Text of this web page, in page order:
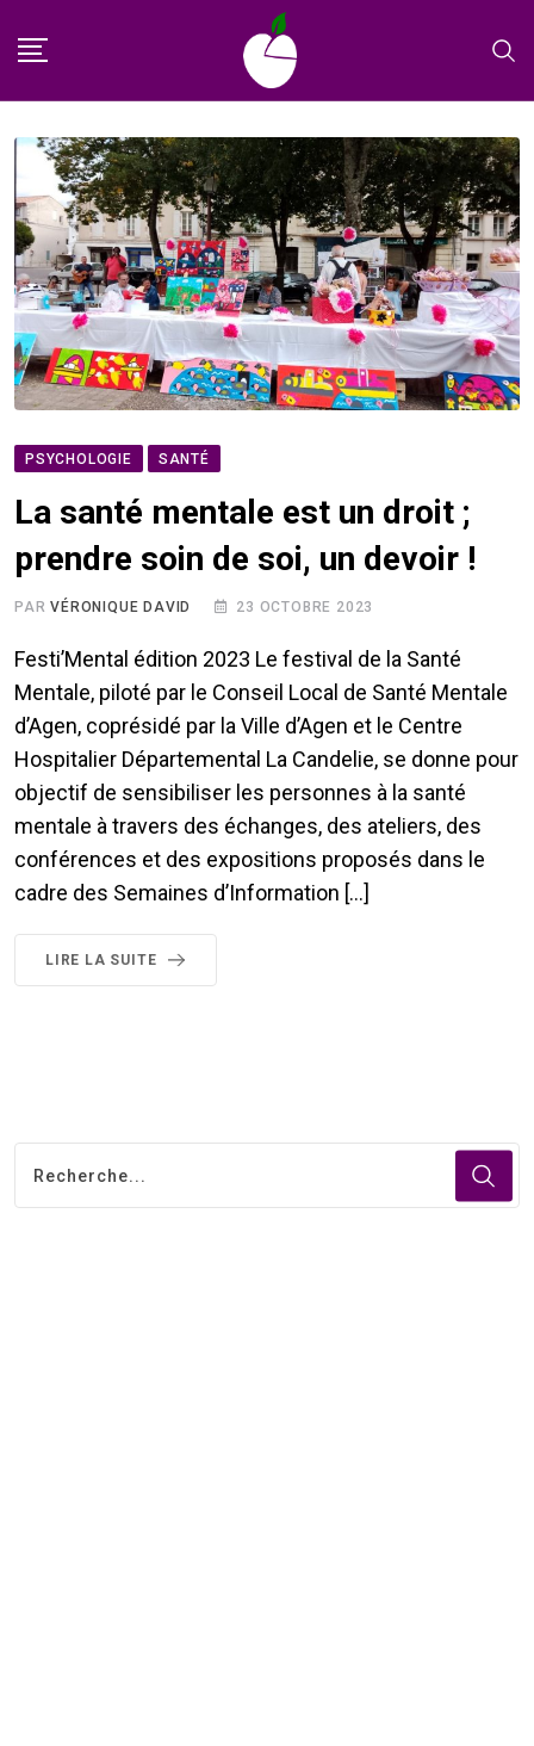
PSYCHOLOGIE SANTÉ
La santé mentale est un droit ;
prendre soin de soi, un devoir !
PARVÉRONIQUE DAVID 23 OCTOBRE 2023
Festi’Mental édition 2023 Le festival de la Santé
Mentale, piloté par le Conseil Local de Santé Mentale
d’Agen, coprésidé par la Ville d’Agen et le Centre
Hospitalier Départemental La Candelie, se donne pour
objectif de sensibiliser les personnes à la santé
mentale à travers des échanges, des ateliers, des
conférences et des expositions proposés dans le
cadre des Semaines d’Information […]
LIRE LA SUITE